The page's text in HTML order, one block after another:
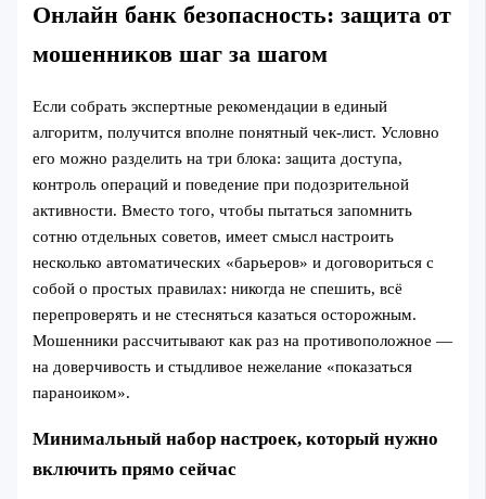
Онлайн банк безопасность: защита от
мошенников шаг за шагом
Если собрать экспертные рекомендации в единый
алгоритм, получится вполне понятный чек-лист. Условно
его можно разделить на три блока: защита доступа,
контроль операций и поведение при подозрительной
активности. Вместо того, чтобы пытаться запомнить
сотню отдельных советов, имеет смысл настроить
несколько автоматических «барьеров» и договориться с
собой о простых правилах: никогда не спешить, всё
перепроверять и не стесняться казаться осторожным.
Мошенники рассчитывают как раз на противоположное —
на доверчивость и стыдливое нежелание «показаться
параноиком».
Минимальный набор настроек, который нужно
включить прямо сейчас